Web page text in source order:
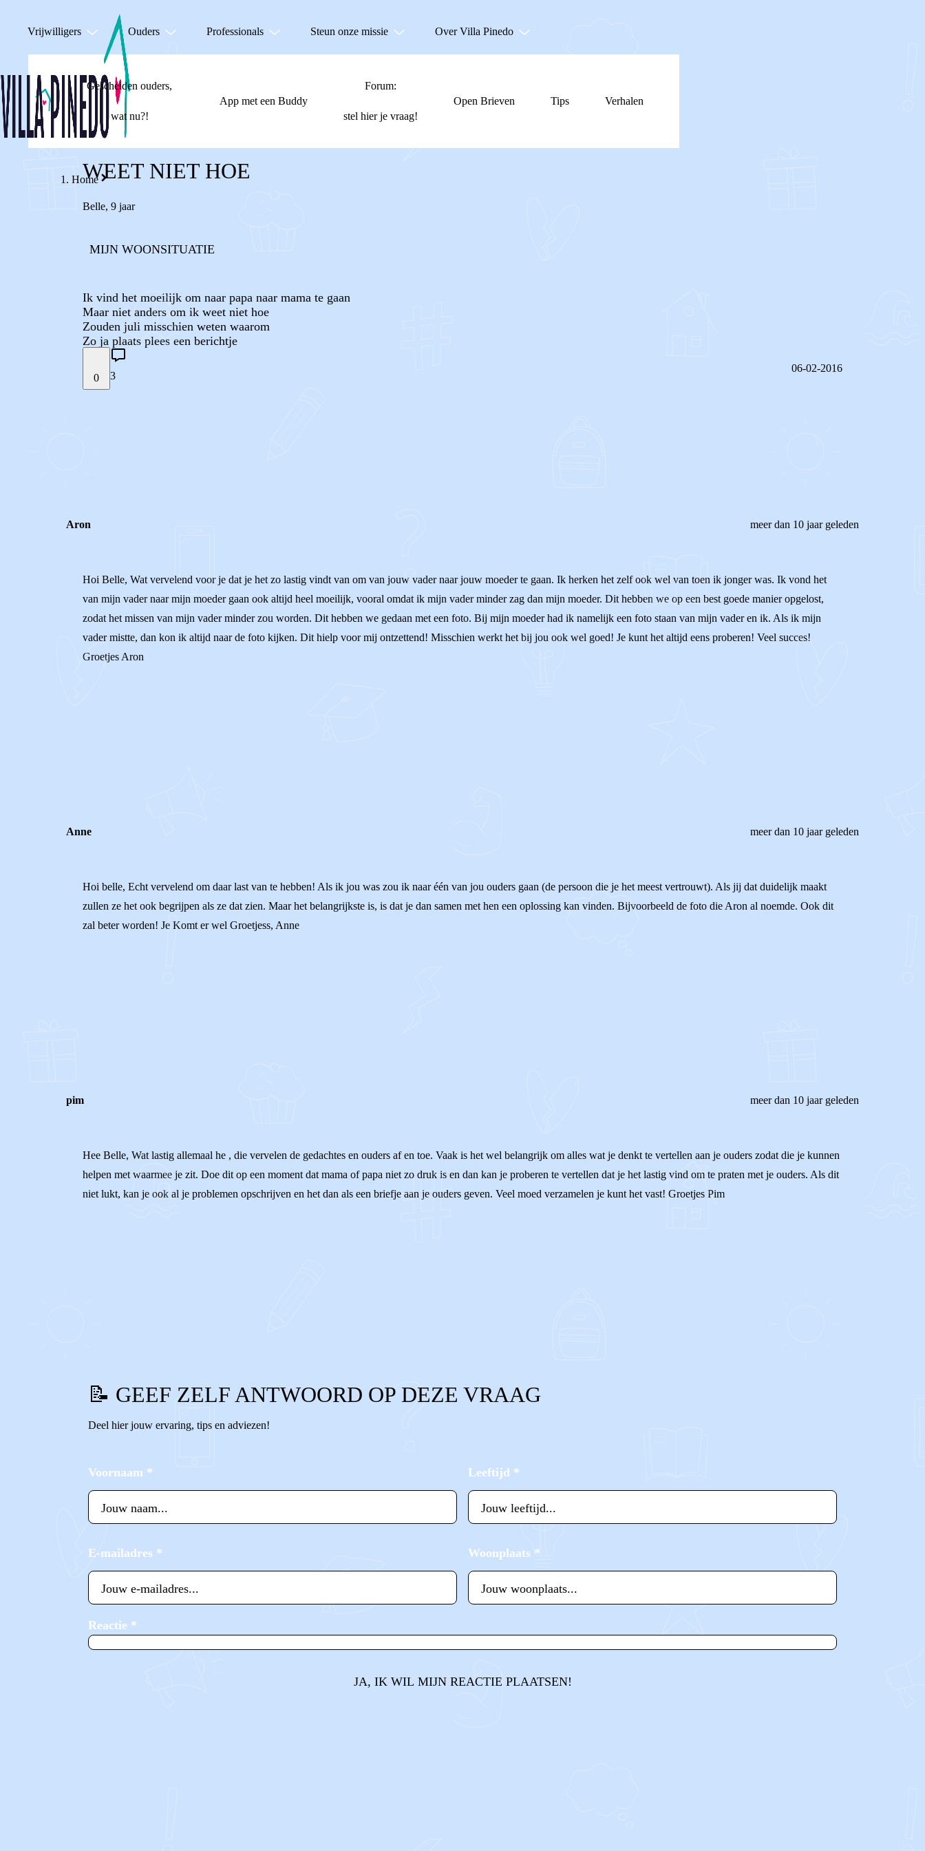
Vrijwilligers Ouders Professionals Steun onze missie Over Villa Pinedo
Gescheiden ouders,
wat nu?!
App met een Buddy
Forum:
stel hier je vraag!
Open Brieven Tips Verhalen
Home
WEET NIET HOE
Belle, 9 jaar
MIJN WOONSITUATIE
Ik vind het moeilijk om naar papa naar mama te gaan
Maar niet anders om ik weet niet hoe
Zouden juli misschien weten waarom
Zo ja plaats plees een berichtje
0 3
06-02-2016
Aron meer dan 10 jaar geleden
Hoi Belle, Wat vervelend voor je dat je het zo lastig vindt van om van jouw vader naar jouw moeder te gaan. Ik herken het zelf ook wel van toen ik jonger was. Ik vond het
van mijn vader naar mijn moeder gaan ook altijd heel moeilijk, vooral omdat ik mijn vader minder zag dan mijn moeder. Dit hebben we op een best goede manier opgelost,
zodat het missen van mijn vader minder zou worden. Dit hebben we gedaan met een foto. Bij mijn moeder had ik namelijk een foto staan van mijn vader en ik. Als ik mijn
vader mistte, dan kon ik altijd naar de foto kijken. Dit hielp voor mij ontzettend! Misschien werkt het bij jou ook wel goed! Je kunt het altijd eens proberen! Veel succes!
Groetjes Aron
Anne meer dan 10 jaar geleden
Hoi belle, Echt vervelend om daar last van te hebben! Als ik jou was zou ik naar één van jou ouders gaan (de persoon die je het meest vertrouwt). Als jij dat duidelijk maakt
zullen ze het ook begrijpen als ze dat zien. Maar het belangrijkste is, is dat je dan samen met hen een oplossing kan vinden. Bijvoorbeeld de foto die Aron al noemde. Ook dit
zal beter worden! Je Komt er wel Groetjess, Anne
pim meer dan 10 jaar geleden
Hee Belle, Wat lastig allemaal he , die vervelen de gedachtes en ouders af en toe. Vaak is het wel belangrijk om alles wat je denkt te vertellen aan je ouders zodat die je kunnen
helpen met waarmee je zit. Doe dit op een moment dat mama of papa niet zo druk is en dan kan je proberen te vertellen dat je het lastig vind om te praten met je ouders. Als dit
niet lukt, kan je ook al je problemen opschrijven en het dan als een briefje aan je ouders geven. Veel moed verzamelen je kunt het vast! Groetjes Pim
📝 GEEF ZELF ANTWOORD OP DEZE VRAAG
Deel hier jouw ervaring, tips en adviezen!
Voornaam * Leeftijd *
E-mailadres * Woonplaats *
Reactie *
JA, IK WIL MIJN REACTIE PLAATSEN!